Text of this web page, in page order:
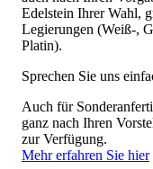
Edelstein Ihrer Wahl,
Legierungen (Weiß-,
Platin).
Sprechen Sie uns
Auch für
ganz nach Ihren
zur Verfügung.
Mehr erfahren Sie hier